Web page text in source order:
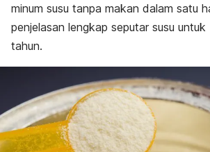
minum susu tanpa makan dalam satu
penjelasan lengkap seputar susu
tahun.